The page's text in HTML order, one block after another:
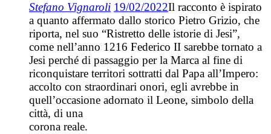
Stefano Vignaroli 19/02/2022Il racconto è ispirato
a quanto affermato dallo storico Pietro Grizio, che
riporta, nel suo “Ristretto delle istorie di Jesi”,
come nell’anno 1216 Federico II sarebbe tornato a
Jesi perché di passaggio per la Marca al fine di
riconquistare territori sottratti dal Papa all’Impero:
accolto con straordinari onori, egli avrebbe in
quell’occasione adornato il Leone, simbolo della
città, di una
corona reale.